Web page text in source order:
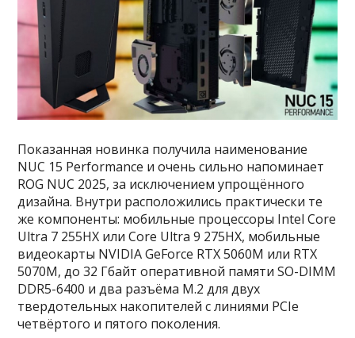
Показанная новинка получила наименование
NUC 15 Performance и очень сильно напоминает
ROG NUC 2025, за исключением упрощённого
дизайна. Внутри расположились практически те
же компоненты: мобильные процессоры Intel Core
Ultra 7 255HX или Core Ultra 9 275HX, мобильные
видеокарты NVIDIA GeForce RTX 5060M или RTX
5070M, до 32 Гбайт оперативной памяти SO-DIMM
DDR5-6400 и два разъёма M.2 для двух
твердотельных накопителей с линиями PCIe
четвёртого и пятого поколения.